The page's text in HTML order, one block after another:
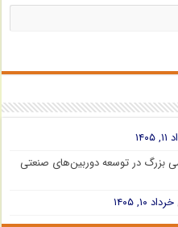
بزرگ در توسعه دوربین‌های صنعتی
خرداد ۱۰, ۱۴۰۵